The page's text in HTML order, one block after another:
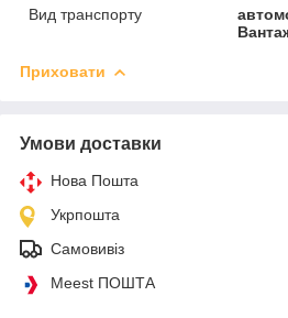
Вид транспорту
Приховати
Умови доставки
Нова Пошта
Укрпошта
Самовивіз
Meest ПОШТА